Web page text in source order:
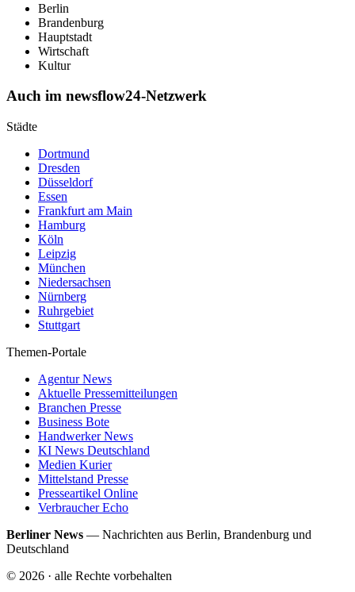
Berlin
Brandenburg
Hauptstadt
Wirtschaft
Kultur
Auch im newsflow24-Netzwerk
Städte
Dortmund
Dresden
Düsseldorf
Essen
Frankfurt am Main
Hamburg
Köln
Leipzig
München
Niedersachsen
Nürnberg
Ruhrgebiet
Stuttgart
Themen-Portale
Agentur News
Aktuelle Pressemitteilungen
Branchen Presse
Business Bote
Handwerker News
KI News Deutschland
Medien Kurier
Mittelstand Presse
Presseartikel Online
Verbraucher Echo
Berliner News — Nachrichten aus Berlin, Brandenburg und
Deutschland
© 2026 · alle Rechte vorbehalten